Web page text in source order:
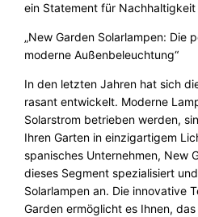
ein Statement für
„New Garden Solarlampen: Die
moderne Außenbeleuchtung“
In den letzten Jahren hat sich
rasant entwickelt. Moderne
Solarstrom betrieben werden,
Ihren Garten in einzigartigem
spanisches Unternehmen, New
dieses Segment spezialisiert
Solarlampen an. Die innovative
Garden ermöglicht es Ihnen,